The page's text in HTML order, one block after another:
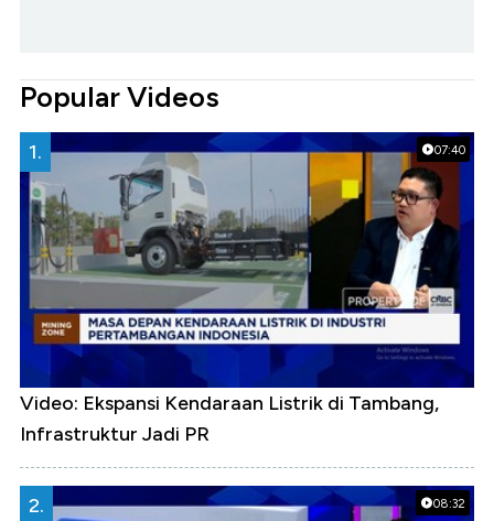
Popular Videos
07:40
1.
Video: Ekspansi Kendaraan Listrik di Tambang,
Infrastruktur Jadi PR
08:32
2.